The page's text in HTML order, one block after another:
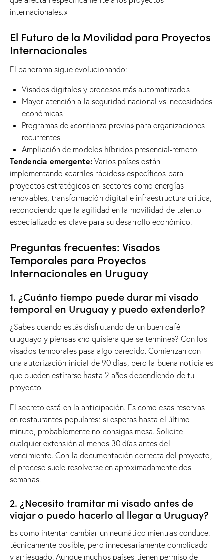
internacionales.»
El Futuro de la Movilidad para Proyectos
Internacionales
El panorama sigue evolucionando:
Visados ​​digitales y procesos más automatizados
Mayor atención a la seguridad nacional vs. necesidades
económicas
Programas de «confianza previa» para organizaciones
recurrentes
Ampliación de modelos híbridos presencial-remoto
Tendencia emergente: Varios países están
implementando «carriles rápidos» específicos para
proyectos estratégicos en sectores como energías
renovables, transformación digital e infraestructura crítica,
reconociendo que la agilidad en la movilidad de talento
especializado es clave para su desarrollo económico.
Preguntas frecuentes: Visados ​​
Temporales para Proyectos
Internacionales en Uruguay
1. ¿Cuánto tiempo puede durar mi visado
temporal en Uruguay y puedo extenderlo?
¿Sabes cuando estás disfrutando de un buen café
uruguayo y piensas «no quisiera que se termine»? Con los
visados ​​temporales pasa algo parecido. Comienzan con
una autorización inicial de 90 días, pero la buena noticia es
que pueden estirarse hasta 2 años dependiendo de tu
proyecto.
El secreto está en la anticipación. Es como esas reservas
en restaurantes populares: si esperas hasta el último
minuto, probablemente no consigas mesa. Solicite
cualquier extensión al menos 30 días antes del
vencimiento. Con la documentación correcta del proyecto,
el proceso suele resolverse en aproximadamente dos
semanas.
2. ¿Necesito tramitar mi visado antes de
viajar o puedo hacerlo al llegar a Uruguay?
Es como intentar cambiar un neumático mientras conduce:
técnicamente posible, pero innecesariamente complicado
y arriesgado. Aunque muchos países tienen permiso de